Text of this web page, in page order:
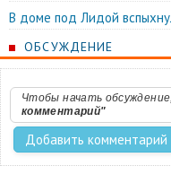
В доме под Лидой
ОБСУЖДЕНИЕ
Чтобы начать
комментарий"